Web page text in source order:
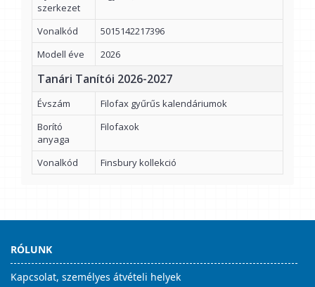
szerkezet
Vonalkód
5015142217396
Modell éve
2026
Tanári Tanítói 2026-2027
Évszám
Filofax gyűrűs kalendáriumok
Borító
anyaga
Filofaxok
Vonalkód Finsbury kollekció
RÓLUNK
Kapcsolat, személyes átvételi helyek